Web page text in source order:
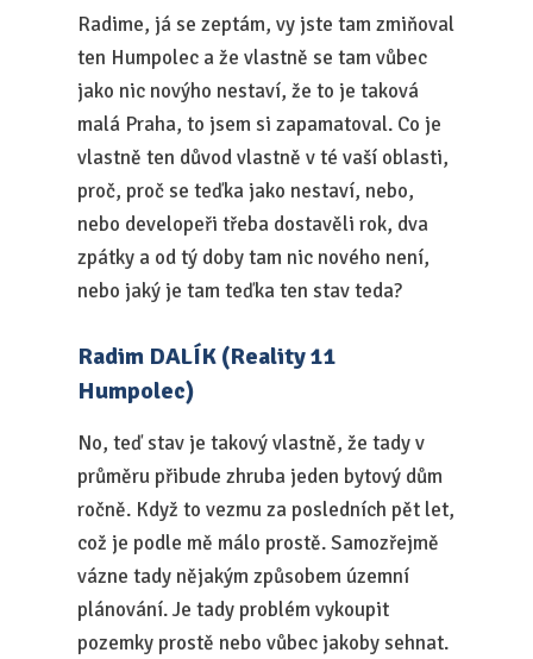
Radime, já se zeptám, vy jste tam zmiňoval
ten Humpolec a že vlastně se tam vůbec
jako nic novýho nestaví, že to je taková
malá Praha, to jsem si zapamatoval. Co je
vlastně ten důvod vlastně v té vaší oblasti,
proč, proč se teďka jako nestaví, nebo,
nebo developeři třeba dostavěli rok, dva
zpátky a od tý doby tam nic nového není,
nebo jaký je tam teďka ten stav teda?
Radim DALÍK (Reality 11
Humpolec)
No, teď stav je takový vlastně, že tady v
průměru přibude zhruba jeden bytový dům
ročně. Když to vezmu za posledních pět let,
což je podle mě málo prostě. Samozřejmě
vázne tady nějakým způsobem územní
plánování. Je tady problém vykoupit
pozemky prostě nebo vůbec jakoby sehnat.